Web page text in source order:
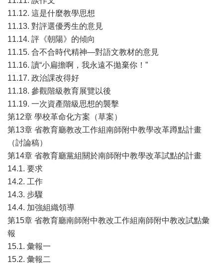
11.12. 這是什麼教學思想
11.13. 對評選優秀生的意見
11.14. 評《朝陽》的傾向
11.15. 合不合時代精神—對語文教材的意見
11.16. 讀“小扁擔啊，我永遠不拋棄你！”
11.17. 政治課改得好
11.18. 參觀階級教育展覽以後
11.19. 一次資產階級思想的襲擊
第12章 學校革命化方案（草案）
第13章 省教育廳教改工作組南師附中教學改革蹲點計畫
（討論稿）
第14章 省教育廳黨組關於南師附中教學改革試點的計畫
14.1. 要求
14.2. 工作
14.3. 步驟
14.4. 加強組織領導
第15章 省教育廳南師附中教改工作組南師附中教改試點彙
報
15.1. 彙報一
15.2. 彙報二